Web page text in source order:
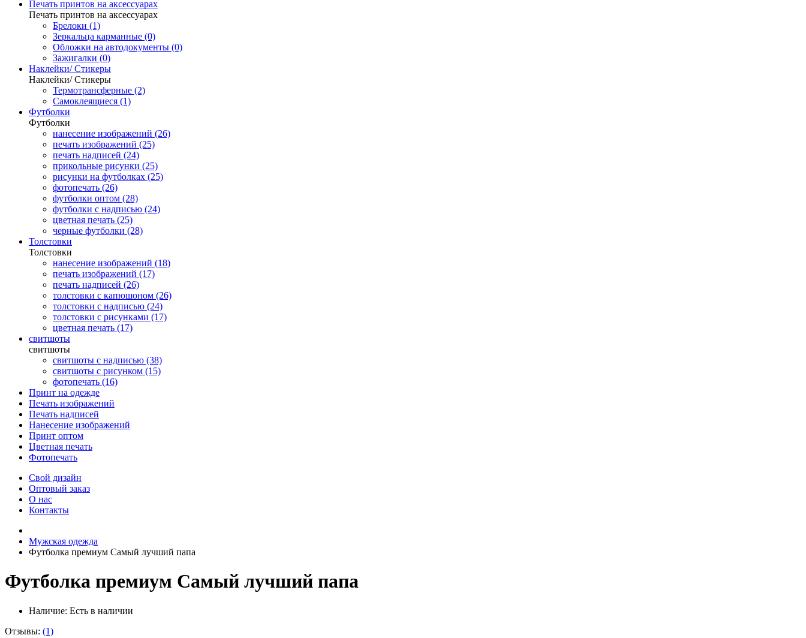
Печать принтов на аксессуарах
Печать принтов на аксессуарах
Брелоки (1)
Зеркальца карманные (0)
Обложки на автодокументы (0)
Зажигалки (0)
Наклейки/ Стикеры
Наклейки/ Стикеры
Термотрансферные (2)
Самоклеящиеся (1)
Футболки
Футболки
нанесение изображений (26)
печать изображений (25)
печать надписей (24)
прикольные рисунки (25)
рисунки на футболках (25)
фотопечать (26)
футболки оптом (28)
футболки с надписью (24)
цветная печать (25)
черные футболки (28)
Толстовки
Толстовки
нанесение изображений (18)
печать изображений (17)
печать надписей (26)
толстовки с капюшоном (26)
толстовки с надписью (24)
толстовки с рисунками (17)
цветная печать (17)
свитшоты
свитшоты
свитшоты с надписью (38)
свитшоты с рисунком (15)
фотопечать (16)
Принт на одежде
Печать изображений
Печать надписей
Нанесение изображений
Принт оптом
Цветная печать
Фотопечать
Свой дизайн
Оптовый заказ
О нас
Контакты
Мужская одежда
Футболка премиум Самый лучший папа
Футболка премиум Самый лучший папа
Наличие: Есть в наличии
Отзывы: (1)